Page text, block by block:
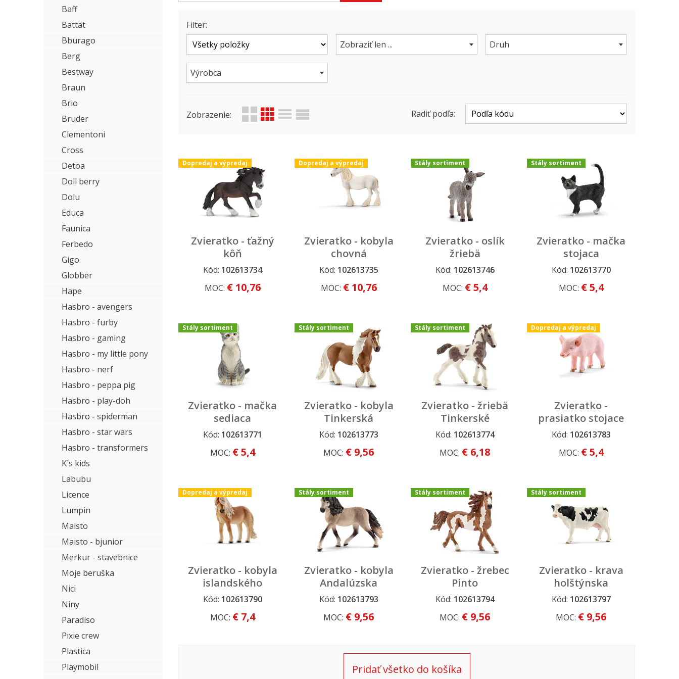
Baff
Battat
Bburago
Berg
Bestway
Braun
Brio
Bruder
Clementoni
Cross
Detoa
Doll berry
Dolu
Educa
Faunica
Ferbedo
Gigo
Globber
Hape
Hasbro - avengers
Hasbro - furby
Hasbro - gaming
Hasbro - my little pony
Hasbro - nerf
Hasbro - peppa pig
Hasbro - play-doh
Hasbro - spiderman
Hasbro - star wars
Hasbro - transformers
K´s kids
Labubu
Licence
Lumpin
Maisto
Maisto - bjunior
Merkur - stavebnice
Moje beruška
Nici
Niny
Paradiso
Pixie crew
Plastica
Playmobil
Filter:
Zobraziť len ...
Druh
Výrobca
Zobrazenie: Radiť podľa:
Zvieratko - ťažný
kôň
Dopredaj a výpredaj
Kód: 102613734
Dopredaj a výpredaj
MOC: € 10,76
Zvieratko - kobyla
chovná
Dopredaj a výpredaj
Kód: 102613735
Dopredaj a výpredaj
MOC: € 10,76
Zvieratko - oslík
žriebä
Stály sortiment
Kód: 102613746
Stály sortiment
MOC: € 5,4
Zvieratko - mačka
stojaca
Stály sortiment
Kód: 102613770
Stály sortiment
MOC: € 5,4
Zvieratko - mačka
sediaca
Stály sortiment
Kód: 102613771
Stály sortiment
MOC: € 5,4
Zvieratko - kobyla
Tinkerská
Stály sortiment
Kód: 102613773
Stály sortiment
MOC: € 9,56
Zvieratko - žriebä
Tinkerské
Stály sortiment
Kód: 102613774
Stály sortiment
MOC: € 6,18
Zvieratko -
prasiatko stojace
Dopredaj a výpredaj
Kód: 102613783
Dopredaj a výpredaj
MOC: € 5,4
Zvieratko - kobyla
islandského
poníka
Dopredaj a výpredaj
Kód: 102613790
Dopredaj a výpredaj
MOC: € 7,4
Zvieratko - kobyla
Andalúzska
Stály sortiment
Kód: 102613793
Stály sortiment
MOC: € 9,56
Zvieratko - žrebec
Pinto
Stály sortiment
Kód: 102613794
Stály sortiment
MOC: € 9,56
Zvieratko - krava
holštýnska
Stály sortiment
Kód: 102613797
Stály sortiment
MOC: € 9,56
Pridať všetko do košíka